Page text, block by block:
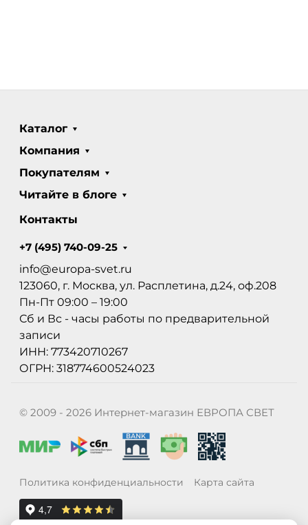
Каталог
Компания
Покупателям
Читайте в блоге
Контакты
+7 (495) 740-09-25
info@europa-svet.ru
123060, г. Москва, ул. Расплетина, д.24, оф.208
Пн-Пт 09:00 – 19:00
Сб и Вс - часы работы по предварительной
записи
ИНН: 773420710267
ОГРН: 318774600524023
© 2009 - 2026 Интернет-магазин ЕВРОПА СВЕТ
Политика конфиденциальности Карта сайта